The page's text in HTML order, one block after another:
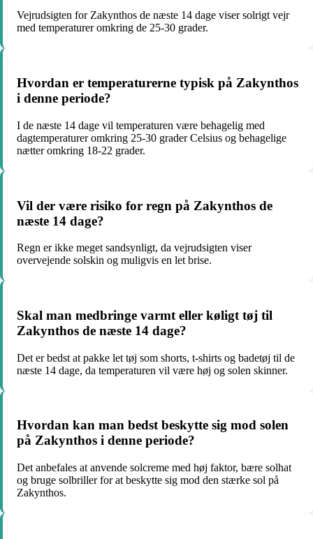
Vejrudsigten for Zakynthos de næste 14 dage viser solrigt vejr
med temperaturer omkring de 25-30 grader.
Hvordan er temperaturerne typisk på Zakynthos
i denne periode?
I de næste 14 dage vil temperaturen være behagelig med
dagtemperaturer omkring 25-30 grader Celsius og behagelige
nætter omkring 18-22 grader.
Vil der være risiko for regn på Zakynthos de
næste 14 dage?
Regn er ikke meget sandsynligt, da vejrudsigten viser
overvejende solskin og muligvis en let brise.
Skal man medbringe varmt eller køligt tøj til
Zakynthos de næste 14 dage?
Det er bedst at pakke let tøj som shorts, t-shirts og badetøj til de
næste 14 dage, da temperaturen vil være høj og solen skinner.
Hvordan kan man bedst beskytte sig mod solen
på Zakynthos i denne periode?
Det anbefales at anvende solcreme med høj faktor, bære solhat
og bruge solbriller for at beskytte sig mod den stærke sol på
Zakynthos.